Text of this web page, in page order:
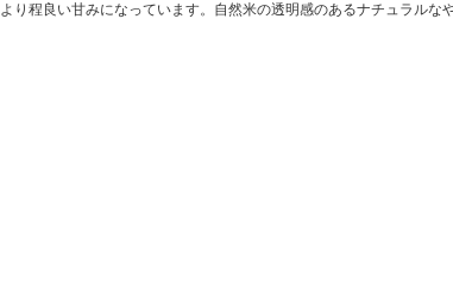
り程良い甘みになっています。自然米の透明感のあるナチュラルな